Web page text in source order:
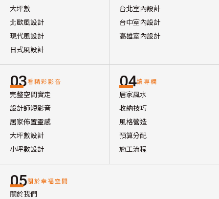
大坪數
北歐風設計
現代風設計
日式風設計
台北室內設計
台中室內設計
高雄室內設計
03看精彩影音
完整空間實走
設計師短影音
居家佈置靈感
大坪數設計
小坪數設計
04讀專欄
居家風水
收納技巧
風格營造
預算分配
施工流程
05關於幸福空間
關於我們